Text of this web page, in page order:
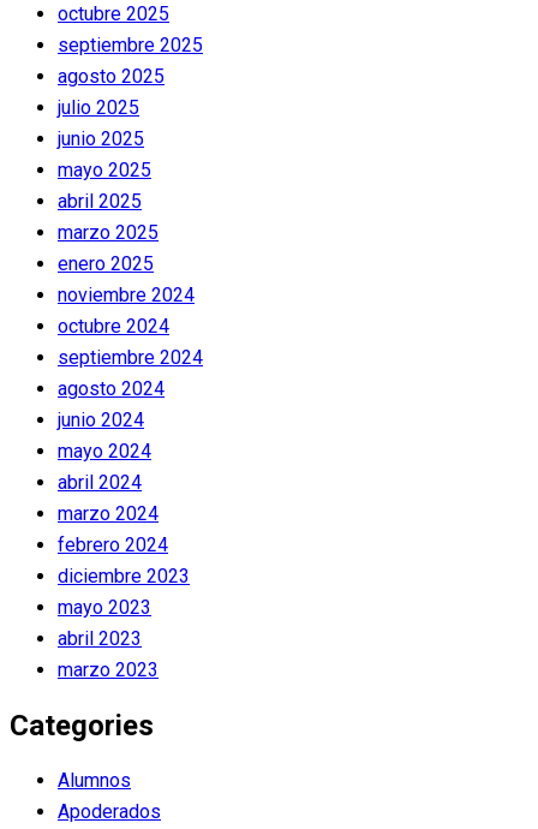
octubre 2025
septiembre 2025
agosto 2025
julio 2025
junio 2025
mayo 2025
abril 2025
marzo 2025
enero 2025
noviembre 2024
octubre 2024
septiembre 2024
agosto 2024
junio 2024
mayo 2024
abril 2024
marzo 2024
febrero 2024
diciembre 2023
mayo 2023
abril 2023
marzo 2023
Categories
Alumnos
Apoderados